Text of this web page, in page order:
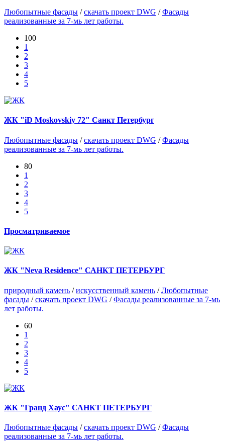
Любопытные фасады /скачать проект DWG /Фасады
реализованные за 7-мь лет работы.
100
1
2
3
4
5
ЖК "iD Moskovskiy 72" Санкт Петербург
Любопытные фасады /скачать проект DWG /Фасады
реализованные за 7-мь лет работы.
80
1
2
3
4
5
Просматриваемое
ЖК "Neva Residence" САНКТ ПЕТЕРБУРГ
природный камень /искусственный камень /Любопытные
фасады /скачать проект DWG /Фасады реализованные за 7-мь
лет работы.
60
1
2
3
4
5
ЖК "Гранд Хаус" САНКТ ПЕТЕРБУРГ
Любопытные фасады /скачать проект DWG /Фасады
реализованные за 7-мь лет работы.